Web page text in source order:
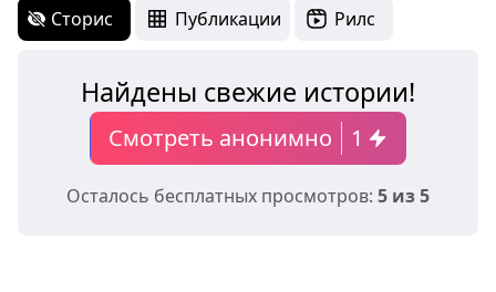
Сторис Публикации Рилс
Найдены свежие истории!
Смотреть анонимно 1
Осталось бесплатных просмотров: 5 из 5